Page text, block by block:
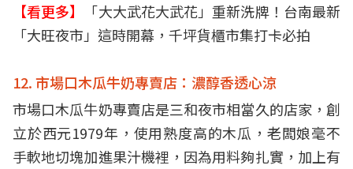
【看更多】
「大大武花大武花」重新洗牌！台南最新
「大旺夜市」這時開幕，千坪貨櫃市集打卡必拍
12. 市場口木瓜牛奶專賣店：濃醇香透心涼
市場口木瓜牛奶專賣店是三和夜市相當久的店家，創
立於西元1979年，使用熟度高的木瓜，老闆娘毫不
手軟地切塊加進果汁機裡，因為用料夠扎實，加上有